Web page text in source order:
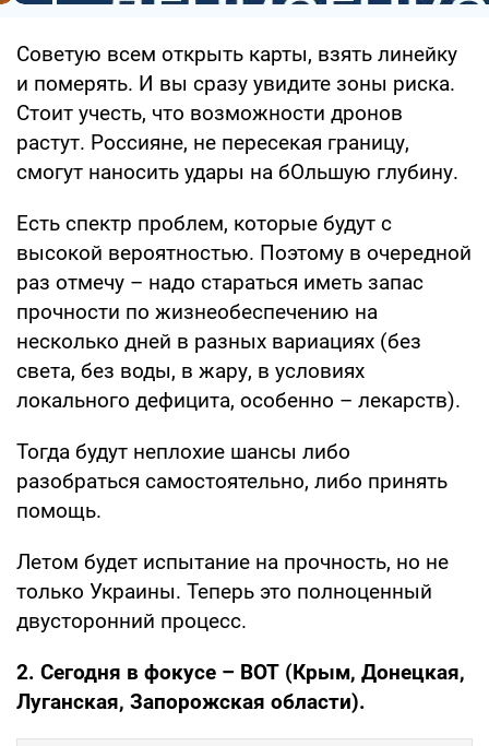
Советую всем открыть карты, взять линейку
и померять. И вы сразу увидите зоны риска.
Стоит учесть, что возможности дронов
растут. Россияне, не пересекая границу,
смогут наносить удары на бОльшую глубину.
Есть спектр проблем, которые будут с
высокой вероятностью. Поэтому в очередной
раз отмечу – надо стараться иметь запас
прочности по жизнеобеспечению на
несколько дней в разных вариациях (без
света, без воды, в жару, в условиях
локального дефицита, особенно – лекарств).
Тогда будут неплохие шансы либо
разобраться самостоятельно, либо принять
помощь.
Летом будет испытание на прочность, но не
только Украины. Теперь это полноценный
двусторонний процесс.
2. Сегодня в фокусе – ВОТ (Крым, Донецкая,
Луганская, Запорожская области).